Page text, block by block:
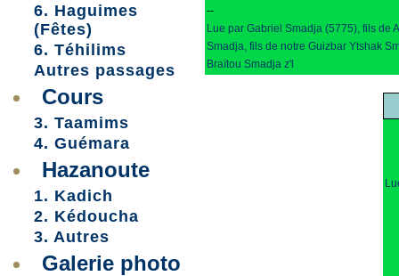
6. Haguimes
(Fêtes)
6. Téhilims
Autres passages
Cours
3. Taamims
4. Guémara
Hazanoute
1. Kadich
2. Kédoucha
3. Autres
Galerie photo
--
Lue par Gabriel Smadja (5775), fils de
Smadja, fils de notre Guizbar Ytshak
Braïtou Smadja z'l